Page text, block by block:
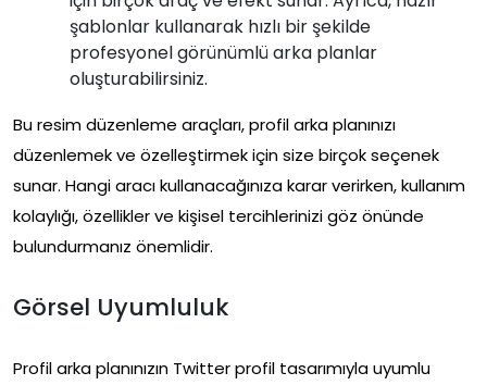
şablonlar kullanarak hızlı bir şekilde
profesyonel görünümlü arka planlar
oluşturabilirsiniz.
Bu resim düzenleme araçları, profil arka planınızı
düzenlemek ve özelleştirmek için size birçok seçenek
sunar. Hangi aracı kullanacağınıza karar verirken, kullanım
kolaylığı, özellikler ve kişisel tercihlerinizi göz önünde
bulundurmanız önemlidir.
Görsel Uyumluluk
Profil arka planınızın Twitter profil tasarımıyla uyumlu